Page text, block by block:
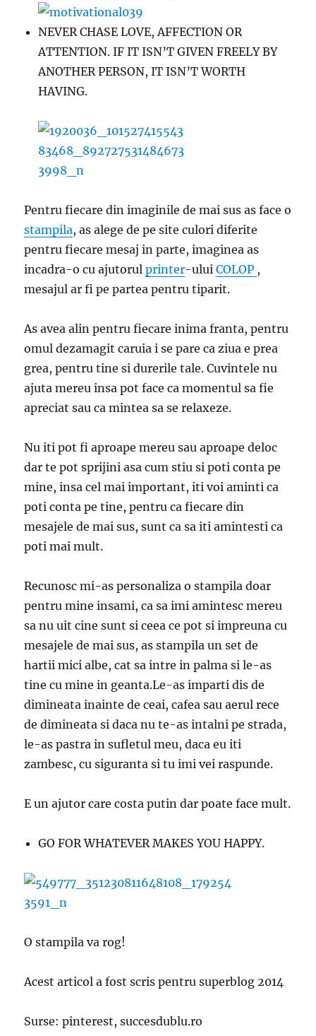
NEVER CHASE LOVE, AFFECTION OR
ATTENTION. IF IT ISN’T GIVEN FREELY BY
ANOTHER PERSON, IT ISN’T WORTH
HAVING.
Pentru fiecare din imaginile de mai sus as face o
stampila, as alege de pe site culori diferite
pentru fiecare mesaj in parte, imaginea as
incadra-o cu ajutorulprinter-uluiCOLOP ,
mesajul ar fi pe partea pentru tiparit.
As avea alin pentru fiecare inima franta, pentru
omul dezamagit caruia i se pare ca ziua e prea
grea, pentru tine si durerile tale. Cuvintele nu
ajuta mereu insa pot face ca momentul sa fie
apreciat sau ca mintea sa se relaxeze.
Nu iti pot fi aproape mereu sau aproape deloc
dar te pot sprijini asa cum stiu si poti conta pe
mine, insa cel mai important, iti voi aminti ca
poti conta pe tine, pentru ca fiecare din
mesajele de mai sus, sunt ca sa iti amintesti ca
poti mai mult.
Recunosc mi-as personaliza o stampila doar
pentru mine insami, ca sa imi amintesc mereu
sa nu uit cine sunt si ceea ce pot si impreuna cu
mesajele de mai sus, as stampila un set de
hartii mici albe, cat sa intre in palma si le-as
tine cu mine in geanta.Le-as imparti dis de
dimineata inainte de ceai, cafea sau aerul rece
de dimineata si daca nu te-as intalni pe strada,
le-as pastra in sufletul meu, daca eu iti
zambesc, cu siguranta si tu imi vei raspunde.
E un ajutor care costa putin dar poate face mult.
GO FOR WHATEVER MAKES YOU HAPPY.
O stampila va rog!
Acest articol a fost scris pentru superblog 2014
Surse: pinterest, succesdublu.ro